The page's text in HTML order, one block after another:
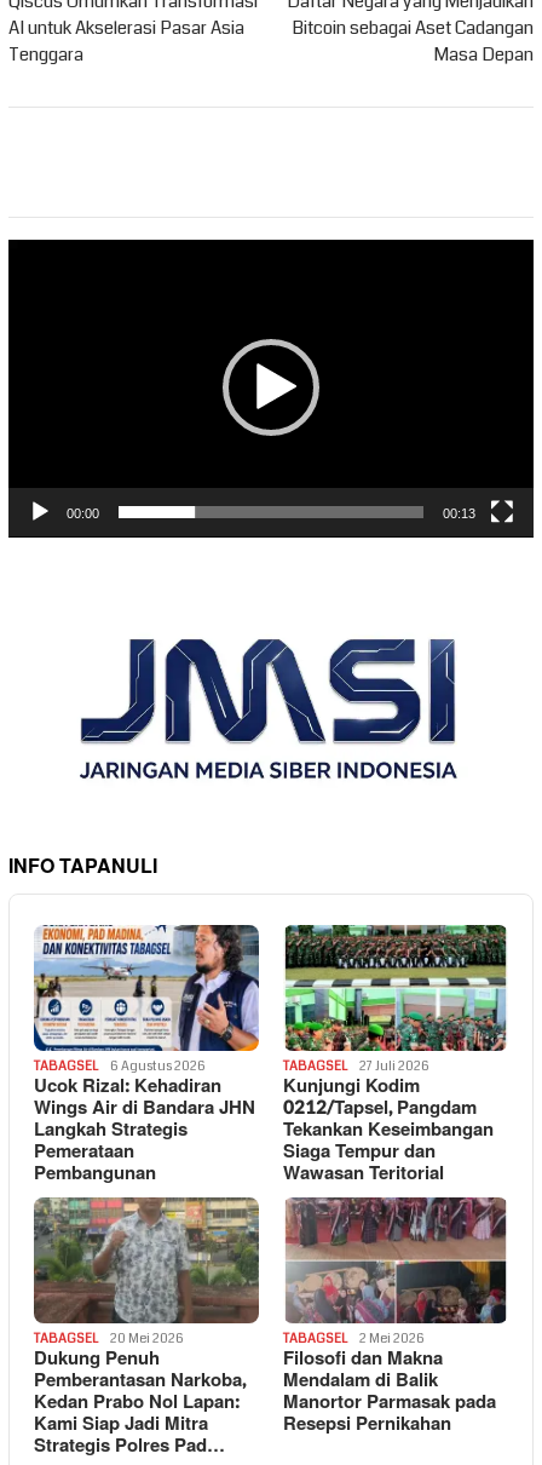
AI untuk Akselerasi Pasar Asia
Tenggara
Bitcoin sebagai Aset Cadangan
Masa Depan
00:00 00:13
INFO TAPANULI
TABAGSEL 6 Agustus 2026
Ucok Rizal: Kehadiran
Wings Air di Bandara JHN
Langkah Strategis
Pemerataan
Pembangunan
TABAGSEL 27 Juli 2026
Kunjungi Kodim
0212/Tapsel, Pangdam
Tekankan Keseimbangan
Siaga Tempur dan
Wawasan Teritorial
TABAGSEL 20 Mei 2026
Dukung Penuh
Pemberantasan Narkoba,
Kedan Prabo Nol Lapan:
Kami Siap Jadi Mitra
Strategis Polres Pad…
TABAGSEL 2 Mei 2026
Filosofi dan Makna
Mendalam di Balik
Manortor Parmasak pada
Resepsi Pernikahan